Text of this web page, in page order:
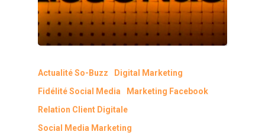
Actualité So-Buzz
Digital Marketing
Fidélité Social Media
Marketing Facebook
Relation Client Digitale
Social Media Marketing